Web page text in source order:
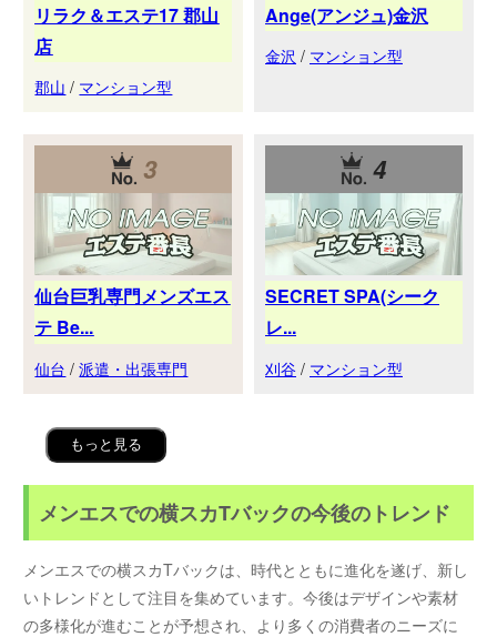
リラク＆エステ17 郡山
店
郡山 / マンション型
Ange(アンジュ)金沢
金沢 / マンション型
3
仙台巨乳専門メンズエス
テ Be...
仙台 /派遣・出張専門
4
SECRET SPA(シーク
レ...
刈谷 / マンション型
もっと見る
メンエスでの横スカTバックの今後のトレンド
メンエスでの横スカTバックは、時代とともに進化を遂げ、新し
いトレンドとして注目を集めています。今後はデザインや素材
の多様化が進むことが予想され、より多くの消費者のニーズに